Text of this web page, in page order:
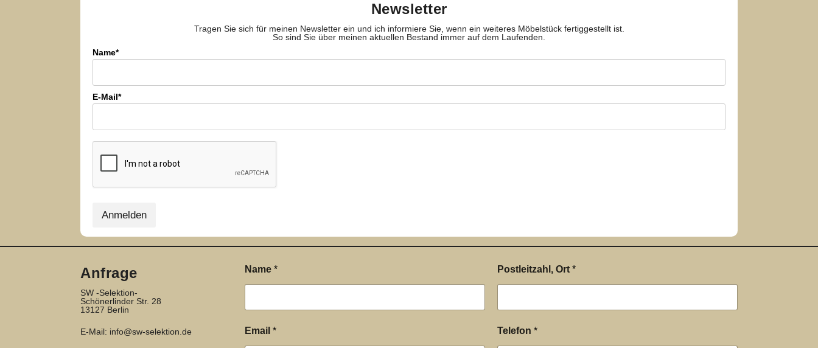
Newsletter
Tragen Sie sich für meinen Newsletter ein und ich informiere Sie, wenn ein weiteres Möbelstück fertiggestellt ist.
So sind Sie über meinen aktuellen Bestand immer auf dem Laufenden.
Name*
E-Mail*
Anmelden
Anfrage
SW -Selektion-
Schönerlinder Str. 28
13127 Berlin
E-Mail: info@sw-selektion.de
Name * Postleitzahl, Ort *
N
Email * Telefon *